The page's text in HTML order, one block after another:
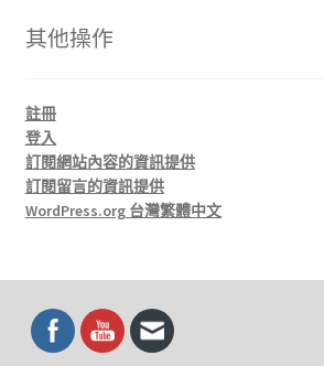
其他操作
註冊
登入
訂閱網站內容的資訊提供
訂閱留言的資訊提供
WordPress.org 台灣繁體中文